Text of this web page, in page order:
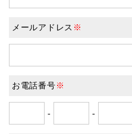
メールアドレス ※
お電話番号 ※
- -